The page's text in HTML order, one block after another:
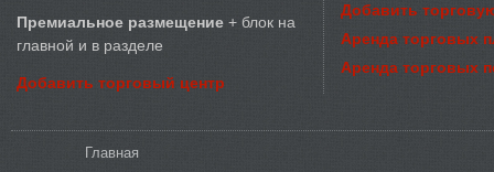
Премиальное размещение + блок на
главной и в разделе
Добавить торговый центр
Добавить
Аренда торговых
Аренда торговых
Главная